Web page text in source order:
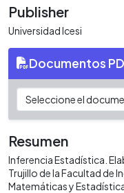
Publisher
Universidad Icesi
Documentos
Resumen
Inferencia Estadística.
Trujillo de la Facultad de
Matemáticas y